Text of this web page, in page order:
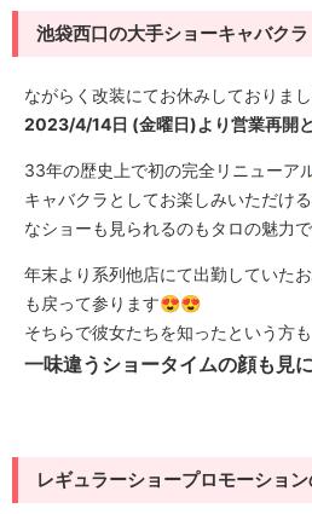
池袋西口の大手ショーキャバクラ
ながらく改装にてお休みしておりま
2023/4/14日 (金曜日)より営業再開
33年の歴史上で初の完全リニューア
キャバクラとしてお楽しみいただけ
なショーも見られるのもタロの魅力
年末より系列他店にて出勤していた
も戻って参ります😍😍
そちらで彼女たちを知ったという方も
一味違うショータイムの顔も見
レギュラーショープロモーショ